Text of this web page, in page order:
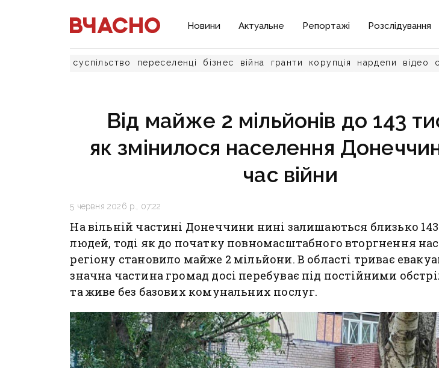
Новини Актуальне Репортажі Розслідування
суспільство переселенці бізнес війна гранти корупція нардепи відео
Від майже 2 мільйонів до 143
як змінилося населення
час війни
5 червня 2026 р., 07:22
На вільній частині Донеччини нині залишаються близько
людей, тоді як до початку повномасштабного вторгнення
регіону становило майже 2 мільйони. В області триває
значна частина громад досі перебуває під постійними
та живе без базових комунальних послуг.